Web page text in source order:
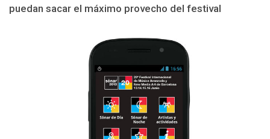
puedan sacar el máximo provecho del festival